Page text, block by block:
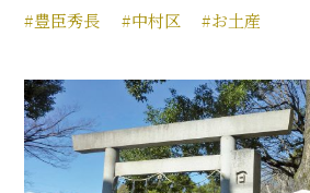
#豊臣秀長 #中村区 #お土産